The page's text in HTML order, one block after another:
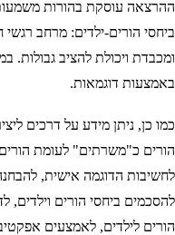
ההרצאה עוסקת בהורות
ביחסי הורים-ילדים: מרחב
ומכבדת ויכולת להציב גבולות.
באמצעות דוגמאות.
כמו כן, ניתן מידע על דרכים
הורים כ"משרתים" לעומת
לחשיבות הדוגמה אישית,
להסכמים ביחסי הורים וילדים,
הורים לילדים, לאמצעים